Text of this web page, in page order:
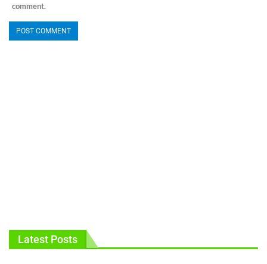
comment.
Latest Posts